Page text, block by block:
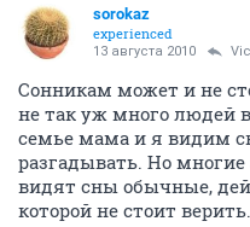
sorokaz
experienced
13 августа 2010
Сонникам может и не
не так уж много людей
семье мама и я видим
разгадывать. Но
видят сны обычные,
которой не стоит